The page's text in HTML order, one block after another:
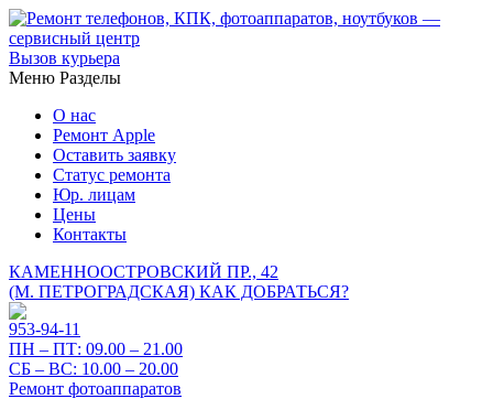
Вызов курьера
Меню Разделы
О нас
Ремонт Apple
Оставить заявку
Статус ремонта
Юр. лицам
Цены
Контакты
КАМЕННООСТРОВСКИЙ ПР., 42
(М. ПЕТРОГРАДСКАЯ) КАК ДОБРАТЬСЯ?
953-94-11
ПН – ПТ: 09.00 – 21.00
СБ – ВС: 10.00 – 20.00
Ремонт фотоаппаратов